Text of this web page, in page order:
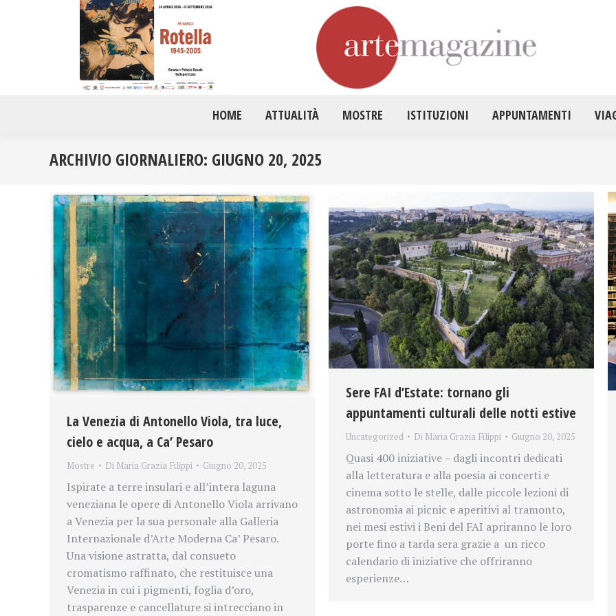
HOME ATTUALITÀ MOSTRE ISTITUZIONI APPUNTAMENTI
ARCHIVIO GIORNALIERO: GIUGNO 20, 2025
La Venezia di Antonello Viola, tra luce,
cielo e acqua, a Ca’ Pesaro
Mostre Di Maria Grazia Filippi Giugno 20, 2025
Ispirate a terre insulari e all’intera laguna
veneziana le opere di Antonello Viola arrivano
a Venezia per la sua personale alla Galleria
Internazionale d’Arte Moderna Ca’ Pesaro.
Una visione astratta, dal consueto
cromatismo raffinato, che restituisce una
Venezia in cui i pigmenti, foglia d’oro,
trasparenze e cancellature si intrecciano in
Sere FAI d’Estate: tornano gli
appuntamenti culturali delle notti estive
Uncategorized Di Maria Grazia Filippi Giugno 20, 2025
Quasi 400 iniziative – dagli incontri dedicati
alla letteratura e alla poesia ai concerti e
cinema sotto le stelle, dalle piccole lezioni di
astronomia ai picnic e aperitivi al tramonto,
nei mesi estivi i Beni del FAI apriranno le loro
porte fino a tarda sera grazie a un ricco
calendario di iniziative che offriranno
esperienze…
HOME